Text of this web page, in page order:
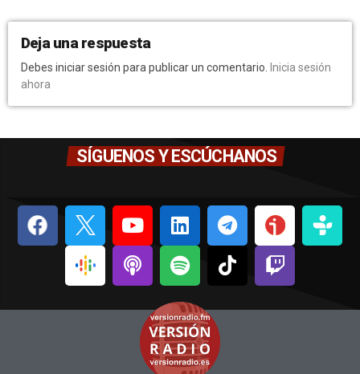
Deja una respuesta
Debes iniciar sesión para publicar un comentario.
Inicia sesión
ahora
SÍGUENOS Y ESCÚCHANOS